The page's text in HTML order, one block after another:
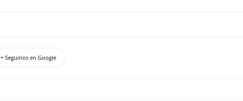
+ Seguinos en Google